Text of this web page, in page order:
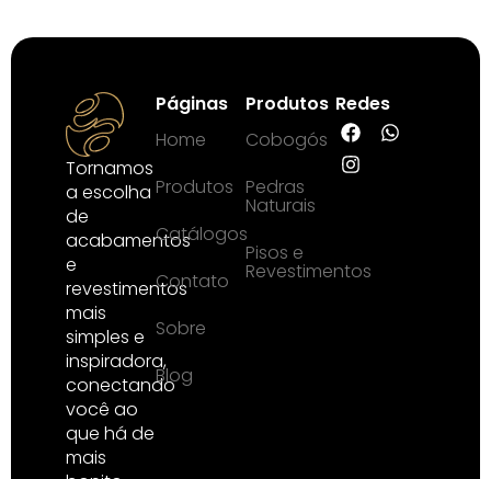
Tornamos
a escolha
de
acabamentos
e
revestimentos
mais
simples e
inspiradora,
conectando
você ao
que há de
mais
Páginas
Home
Produtos
Catálogos
Contato
Sobre
Blog
Produtos
Cobogós
Pedras
Naturais
Pisos e
Revestimentos
Redes